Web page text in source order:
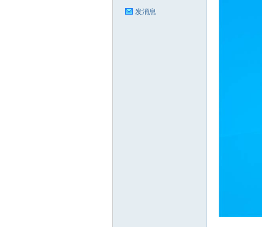
发消息